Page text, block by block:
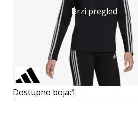
Brzi pregled
Dostupno boja:1